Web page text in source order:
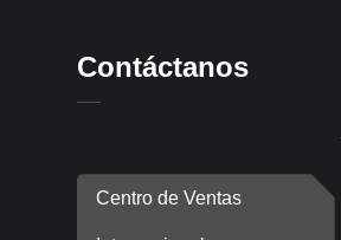
Contáctanos
Centro de Ventas